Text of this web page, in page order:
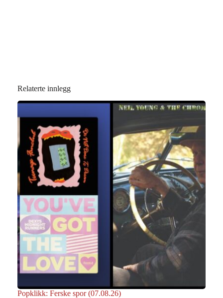
Relaterte innlegg
Popklikk: Ferske spor (07.08.26)